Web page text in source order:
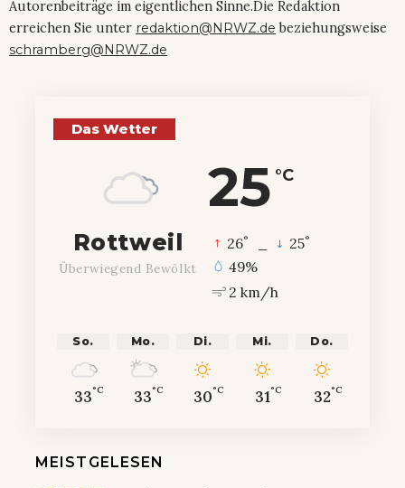
Autorenbeiträge im eigentlichen Sinne.Die Redaktion
erreichen Sie unter redaktion@NRWZ.de beziehungsweise
schramberg@NRWZ.de
Das Wetter
25 °C
Rottweil
Überwiegend Bewölkt
26° 25°
49%
2 km/h
So.
33°C
Mo.
33°C
Di.
30°C
Mi.
31°C
Do.
32°C
MEISTGELESEN